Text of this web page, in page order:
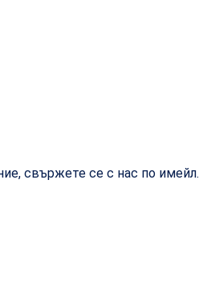
свържете се с нас по имейл.